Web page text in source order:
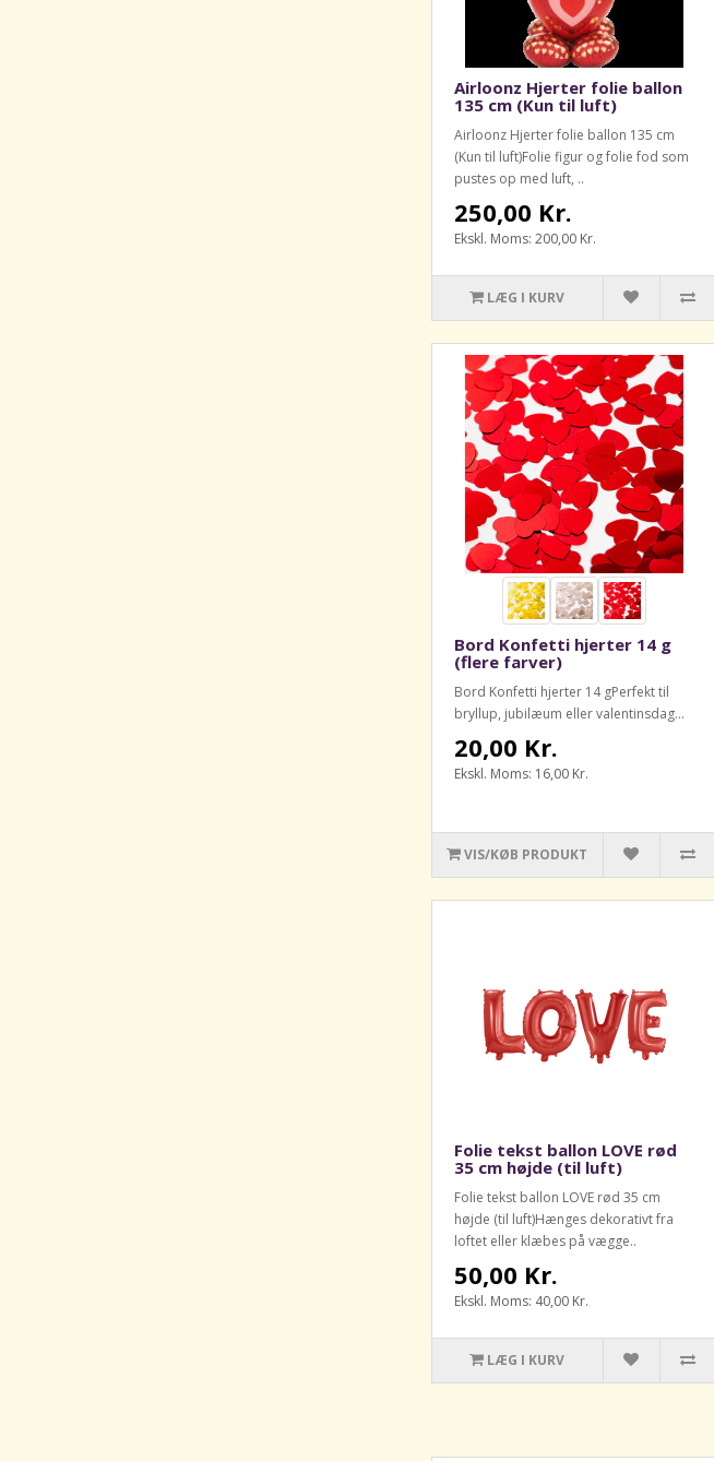
Airloonz Hjerter folie ballon
135 cm (Kun til luft)
Airloonz Hjerter folie ballon 135 cm
(Kun til luft)Folie figur og folie fod som
pustes op med luft, ..
250,00 Kr.
Ekskl. Moms: 200,00 Kr.
LÆG I KURV
Bord Konfetti hjerter 14 g
(flere farver)
Bord Konfetti hjerter 14 gPerfekt til
bryllup, jubilæum eller valentinsdag...
20,00 Kr.
Ekskl. Moms: 16,00 Kr.
VIS/KØB PRODUKT
Folie tekst ballon LOVE rød
35 cm højde (til luft)
Folie tekst ballon LOVE rød 35 cm
højde (til luft)Hænges dekorativt fra
loftet eller klæbes på vægge..
50,00 Kr.
Ekskl. Moms: 40,00 Kr.
LÆG I KURV